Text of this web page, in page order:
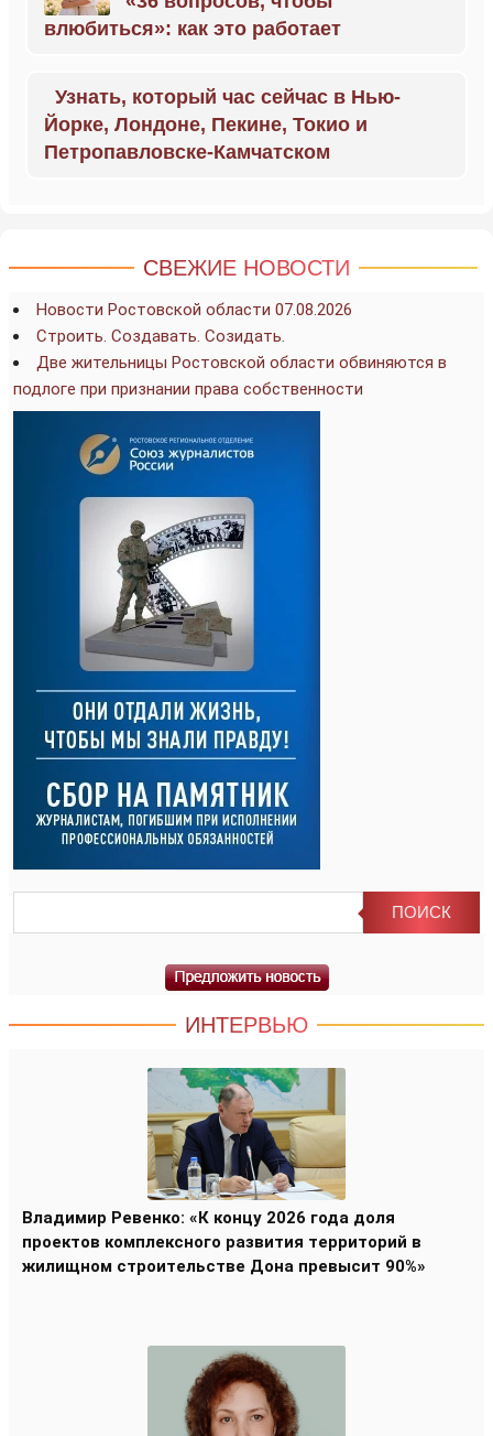
влюбиться»: как это работает
Узнать, который час сейчас в Нью-
Йорке, Лондоне, Пекине, Токио и
Петропавловске-Камчатском
СВЕЖИЕ НОВОСТИ
Новости Ростовской области 07.08.2026
Строить. Создавать. Созидать.
Две жительницы Ростовской области обвиняются в
подлоге при признании права собственности
ИНТЕРВЬЮ
Владимир Ревенко: «К концу 2026 года доля
проектов комплексного развития территорий в
жилищном строительстве Дона превысит 90%»